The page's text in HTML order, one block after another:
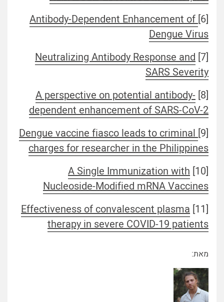
[6]
Antibody-Dependent Enhancement of
Dengue Virus
[7]
Neutralizing Antibody Response and
SARS Severity
[8]
A perspective on potential antibody-
dependent enhancement of SARS-CoV-2
[9]
Dengue vaccine fiasco leads to criminal
charges for researcher in the Philippines
[10]
A Single Immunization with
Nucleoside-Modified mRNA Vaccines
[11]
Effectiveness of convalescent plasma
therapy in severe COVID-19 patients
מאת: